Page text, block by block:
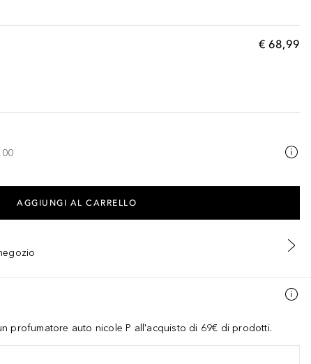
€ 68,99
AGGIUNGI AL CARRELLO
profumatore auto nicole P all'acquisto di 69€ di prodotti.